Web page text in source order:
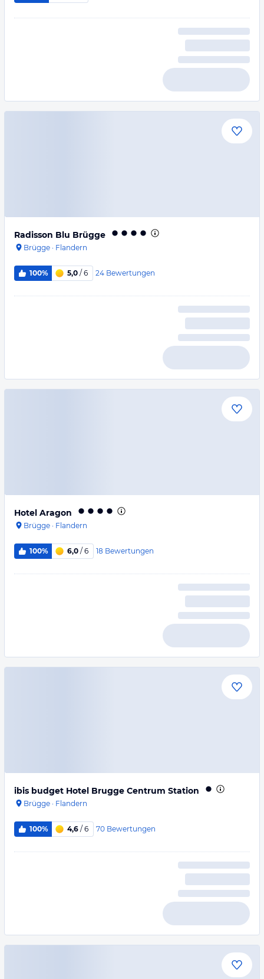
Radisson Blu Brügge
Brügge · Flandern
100% 5,0 / 6 24 Bewertungen
Hotel Aragon
Brügge · Flandern
100% 6,0 / 6 18 Bewertungen
ibis budget Hotel Brugge Centrum Station
Brügge · Flandern
100% 4,6 / 6 70 Bewertungen